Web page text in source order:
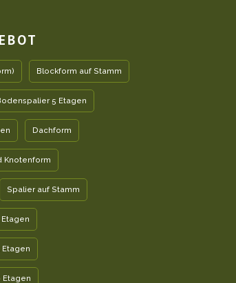
Blockform auf Stamm
5 Etagen
Dachform
Knotenform
Spalier auf Stamm
Etagen
Etagen